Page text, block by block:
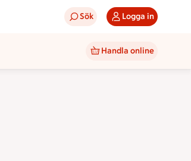
Sök Logga in
Handla online